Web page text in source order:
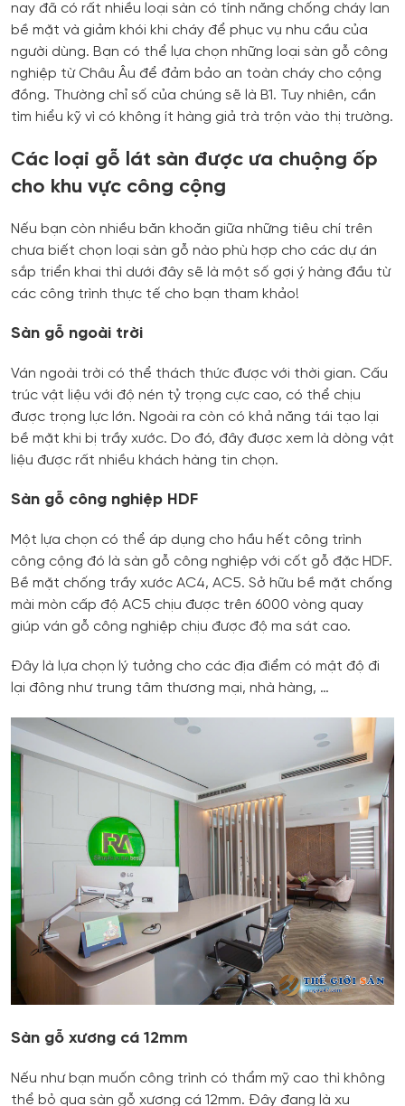
nay đã có rất nhiều loại sàn có tính năng chống cháy lan
bề mặt và giảm khói khi cháy để phục vụ nhu cầu của
người dùng. Bạn có thể lựa chọn những loại sàn gỗ công
nghiệp từ Châu Âu để đảm bảo an toàn cháy cho cộng
đồng. Thường chỉ số của chúng sẽ là B1. Tuy nhiên, cần
tìm hiểu kỹ vì có không ít hàng giả trà trộn vào thị trường.
Các loại gỗ lát sàn được ưa chuộng ốp
cho khu vực công cộng
Nếu bạn còn nhiều băn khoăn giữa những tiêu chí trên
chưa biết chọn loại sàn gỗ nào phù hợp cho các dự án
sắp triển khai thì dưới đây sẽ là một số gợi ý hàng đầu từ
các công trình thực tế cho bạn tham khảo!
Sàn gỗ ngoài trời
Ván ngoài trời có thể thách thức được với thời gian. Cấu
trúc vật liệu với độ nén tỷ trọng cực cao, có thể chịu
được trọng lực lớn. Ngoài ra còn có khả năng tái tạo lại
bề mặt khi bị trầy xước. Do đó, đây được xem là dòng vật
liệu được rất nhiều khách hàng tin chọn.
Sàn gỗ công nghiệp HDF
Một lựa chọn có thể áp dụng cho hầu hết công trình
công cộng đó là sàn gỗ công nghiệp với cốt gỗ đặc HDF.
Bề mặt chống trầy xước AC4, AC5. Sở hữu bề mặt chống
mài mòn cấp độ AC5 chịu được trên 6000 vòng quay
giúp ván gỗ công nghiệp chịu được độ ma sát cao.
Đây là lựa chọn lý tưởng cho các địa điểm có mật độ đi
lại đông như trung tâm thương mại, nhà hàng, …
Sàn gỗ xương cá 12mm
Nếu như bạn muốn công trình có thẩm mỹ cao thì không
thể bỏ qua sàn gỗ xương cá 12mm. Đây đang là xu